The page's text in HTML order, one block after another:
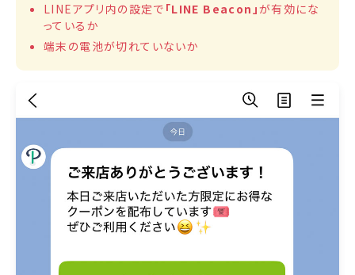
LINEアプリ内の設定で 「LINE Beacon」が有効にな
っているか
端末の電池が切れていないか